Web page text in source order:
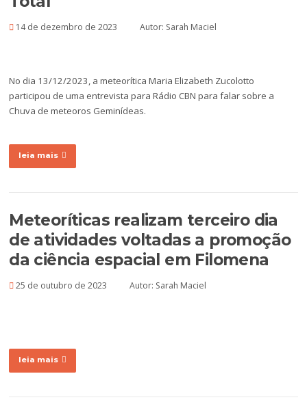
14 de dezembro de 2023 Autor: Sarah Maciel
No dia 13/12/2023, a meteorítica Maria Elizabeth Zucolotto
participou de uma entrevista para Rádio CBN para falar sobre a
Chuva de meteoros Geminídeas.
leia mais
Meteoríticas realizam terceiro dia
de atividades voltadas a promoção
da ciência espacial em Filomena
25 de outubro de 2023 Autor: Sarah Maciel
leia mais